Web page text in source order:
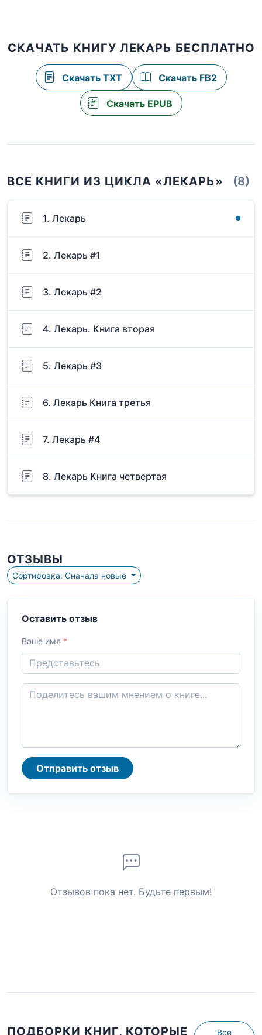
СКАЧАТЬ КНИГУ ЛЕКАРЬ БЕСПЛАТНО
Скачать TXT Скачать FB2
Скачать EPUB
ВСЕ КНИГИ ИЗ ЦИКЛА «ЛЕКАРЬ» (8)
1. Лекарь
2. Лекарь #1
3. Лекарь #2
4. Лекарь. Книга вторая
5. Лекарь #3
6. Лекарь Книга третья
7. Лекарь #4
8. Лекарь Книга четвертая
ОТЗЫВЫ
Сортировка: Сначала новые
Оставить отзыв
Ваше имя *
Отправить отзыв
Отзывов пока нет. Будьте первым!
ПОДБОРКИ КНИГ, КОТОРЫЕ
Все